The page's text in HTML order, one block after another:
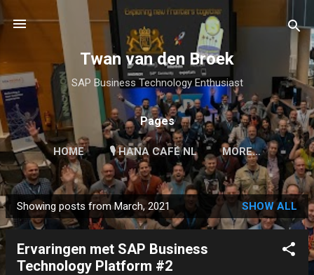
Skip to main content
Twan van den Broek
SAP Business Technology Enthusiast
Pages
HOME 🎙 HANA CAFÉ NL MORE…
P
o
Showing posts from March, 2021 SHOW ALL
Ervaringen met SAP Business
Technology Platform #2